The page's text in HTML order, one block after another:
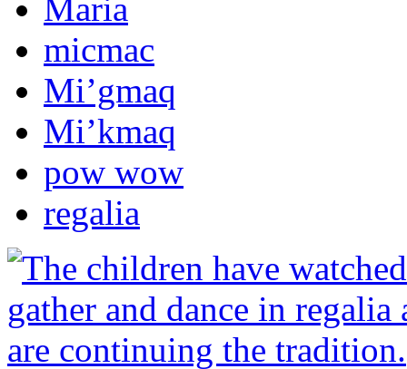
Maria
micmac
Mi’gmaq
Mi’kmaq
pow wow
regalia